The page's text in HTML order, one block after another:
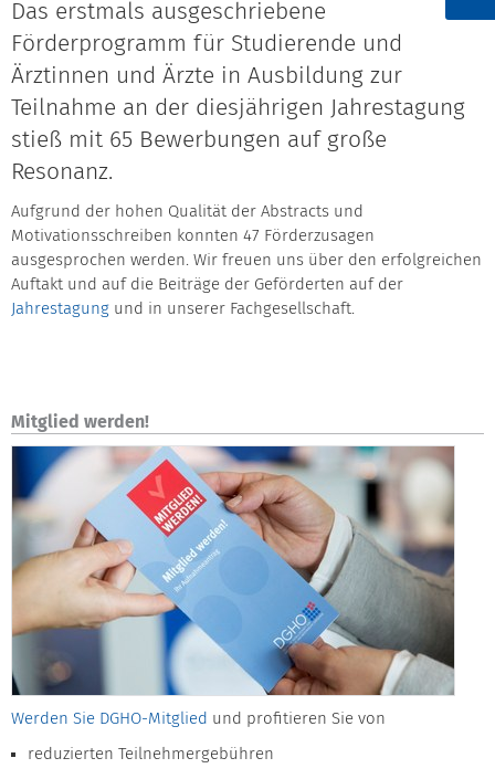
Das erstmals ausgeschriebene
Förderprogramm für Studierende und
Ärztinnen und Ärzte in Ausbildung zur
Teilnahme an der diesjährigen Jahrestagung
stieß mit 65 Bewerbungen auf große
Resonanz.
Aufgrund der hohen Qualität der Abstracts und
Motivationsschreiben konnten 47 Förderzusagen
ausgesprochen werden. Wir freuen uns über den erfolgreichen
Auftakt und auf die Beiträge der Geförderten auf der
Jahrestagung und in unserer Fachgesellschaft.
Mitglied werden!
Werden Sie DGHO-Mitglied und profitieren Sie von
reduzierten Teilnehmergebühren